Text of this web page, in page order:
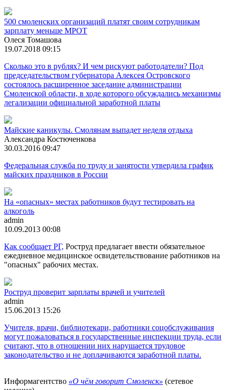
500 смоленских организаций платят своим сотрудникам
зарплату меньше МРОТ
Олеся Томашова
19.07.2018 09:15
Сколько это в рублях? И чем рискуют работодатели? Под
председательством губернатора Алексея Островского
состоялось расширенное заседание администрации
Смоленской области, в ходе которого обсуждались механизмы
легализации официальной заработной платы
Майские каникулы. Смолянам выпадет неделя отдыха
Александра Костюченкова
30.03.2016 09:47
Федеральная служба по труду и занятости утвердила график
майских праздников в России
На «опасных» местах работников будут тестировать на
алкоголь
admin
10.09.2013 00:08
Как сообщает РГ, Роструд предлагает ввести обязательное
ежедневное медицинское освидетельствование работников на
"опасных" рабочих местах.
Роструд проверит зарплаты врачей и учителей
admin
15.06.2013 15:26
Учителя, врачи, библиотекари, работники соцобслуживания
могут пожаловаться в государственные инспекции труда, если
считают, что в отношении них нарушается трудовое
законодательство и не доплачиваются заработной платы.
Информагентство «О чём говорит Смоленск» (сетевое